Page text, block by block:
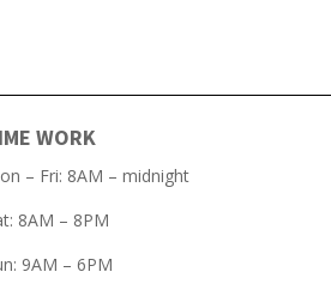
WORK
– Fri: 8AM – midnight
8AM – 8PM
9AM – 6PM